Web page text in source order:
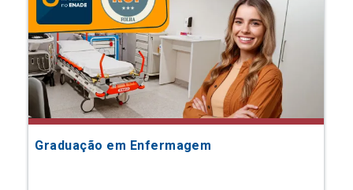
Graduação em Enfermagem